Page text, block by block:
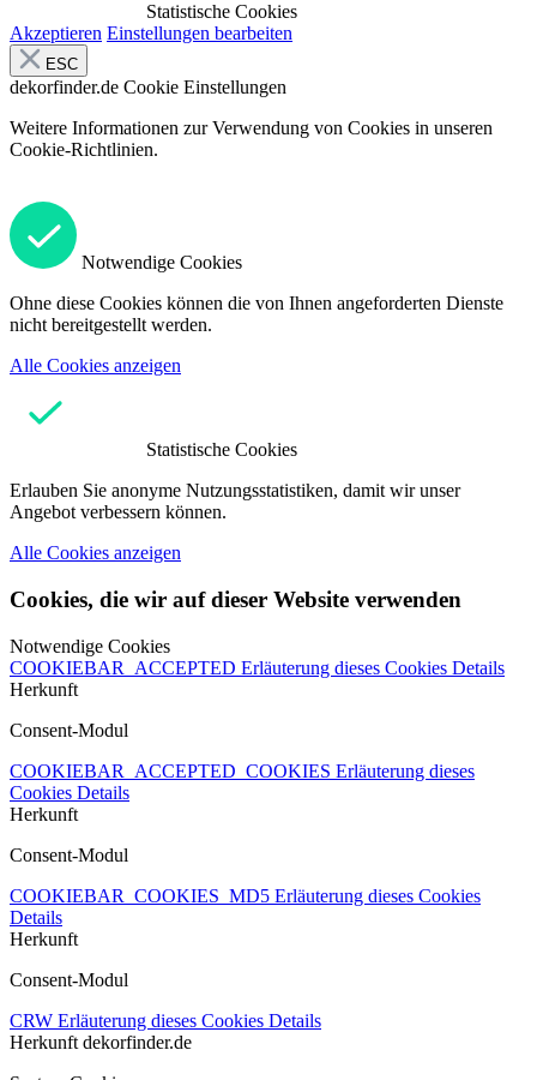
Statistische Cookies
Akzeptieren Einstellungen bearbeiten
ESC
dekorfinder.de Cookie Einstellungen
Weitere Informationen zur Verwendung von Cookies in unseren
Cookie-Richtlinien.
Notwendige Cookies
Ohne diese Cookies können die von Ihnen angeforderten Dienste
nicht bereitgestellt werden.
Alle Cookies anzeigen
Statistische Cookies
Erlauben Sie anonyme Nutzungsstatistiken, damit wir unser
Angebot verbessern können.
Alle Cookies anzeigen
Cookies, die wir auf dieser Website verwenden
Notwendige Cookies
COOKIEBAR_ACCEPTED Erläuterung dieses Cookies Details
Herkunft
Consent-Modul
COOKIEBAR_ACCEPTED_COOKIES Erläuterung dieses
Cookies Details
Herkunft
Consent-Modul
COOKIEBAR_COOKIES_MD5 Erläuterung dieses Cookies
Details
Herkunft
Consent-Modul
CRW Erläuterung dieses Cookies Details
Herkunft dekorfinder.de